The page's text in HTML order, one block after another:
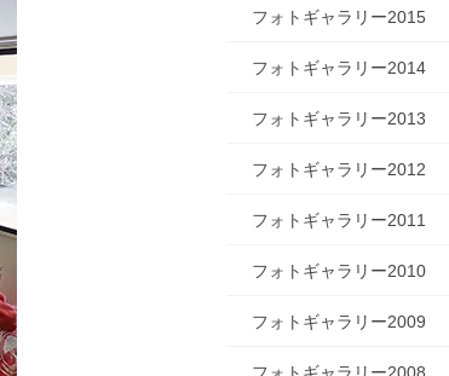
フォトギャラリー2015
フォトギャラリー2014
フォトギャラリー2013
フォトギャラリー2012
フォトギャラリー2011
フォトギャラリー2010
フォトギャラリー2009